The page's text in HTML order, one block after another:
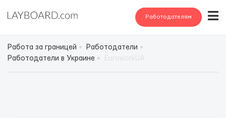
Работодателям
Работа за границей
Работодатели
Работодатели в Украине